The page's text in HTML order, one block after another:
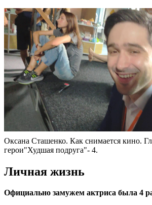
Оксана Сташенко. Как снимается кино.
герои"Худшая подруга"- 4.
Личная жизнь
Официально замужем актриса была 4